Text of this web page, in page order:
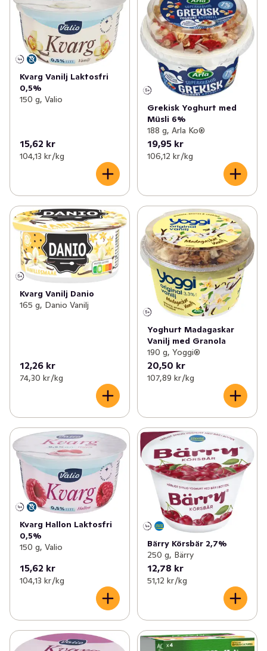
Kvarg Vanilj Laktosfri
0,5%
150 g, Valio
15,62 kr
104,13 kr /kg
Grekisk Yoghurt med
Müsli 6%
188 g, Arla Ko®
19,95 kr
106,12 kr /kg
Kvarg Vanilj Danio
165 g, Danio Vanilj
12,26 kr
74,30 kr /kg
Yoghurt Madagaskar
Vanilj med Granola
190 g, Yoggi®
20,50 kr
107,89 kr /kg
Kvarg Hallon Laktosfri
0,5%
150 g, Valio
15,62 kr
104,13 kr /kg
Bärry Körsbär 2,7%
250 g, Bärry
12,78 kr
51,12 kr /kg